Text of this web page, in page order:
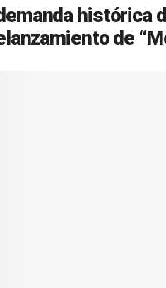
histórica
de